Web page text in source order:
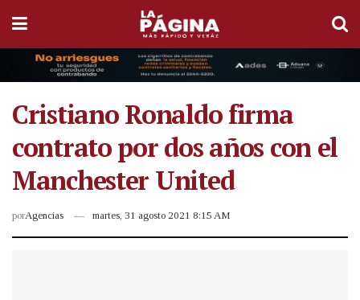
Cristiano Ronaldo firma
contrato por dos años con el
Manchester United
porAgencias martes, 31 agosto 2021 8:15 AM